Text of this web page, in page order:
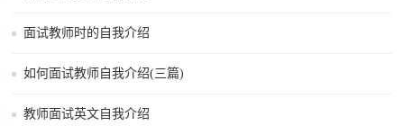
面试教师时的自我介绍
如何面试教师自我介绍(三篇)
教师面试英文自我介绍